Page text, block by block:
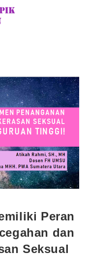
Peran
dan
Seksual